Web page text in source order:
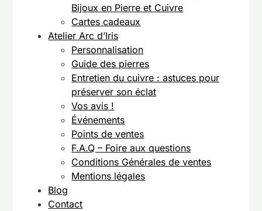
Bijoux en Pierre et Cuivre
Cartes cadeaux
Atelier Arc d’Iris
Personnalisation
Guide des pierres
Entretien du cuivre : astuces pour
préserver son éclat
Vos avis !
Événements
Points de ventes
F.A.Q – Foire aux questions
Conditions Générales de ventes
Mentions légales
Blog
Contact